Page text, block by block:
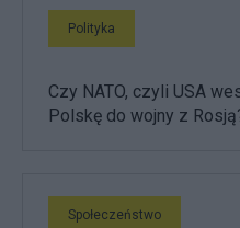
Polityka
Czy NATO, czyli USA
Polskę do wojny z
Społeczeństwo